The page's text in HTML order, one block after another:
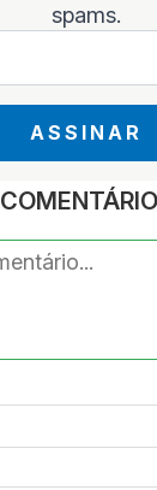
spams.
ASSINAR